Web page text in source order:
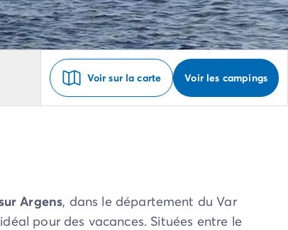
Voir sur la carte Voir les campings
Argens, dans le département du Var
pour des vacances. Situées entre le